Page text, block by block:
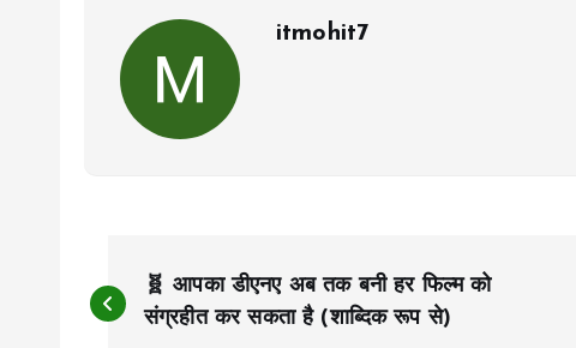
itmohit7
स्ट
🧬 आपका डीएनए अब तक बनी हर फिल्म को
संग्रहीत कर सकता है (शाब्दिक रूप से)